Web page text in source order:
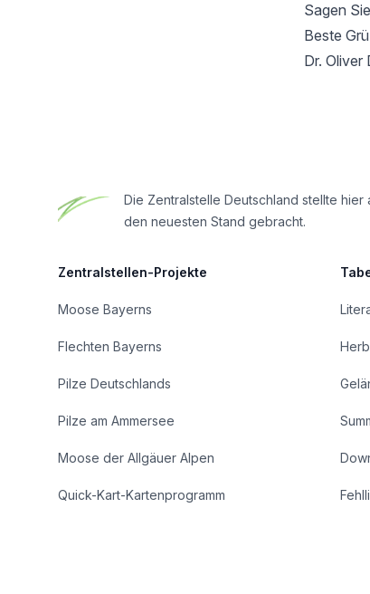
Sagen
Beste
Dr. Oliver
Die Zentralstelle Deutschland stellte
den neuesten Stand gebracht.
Zentralstellen-Projekte
Moose Bayerns
Flechten Bayerns
Pilze Deutschlands
Pilze am Ammersee
Moose der Allgäuer Alpen
Quick-Kart-Kartenprogramm